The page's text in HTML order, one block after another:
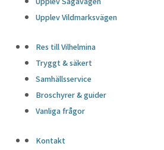
Upplev Vildmarksvägen
Res till Vilhelmina
Tryggt & säkert
Samhällsservice
Broschyrer & guider
Vanliga frågor
Kontakt